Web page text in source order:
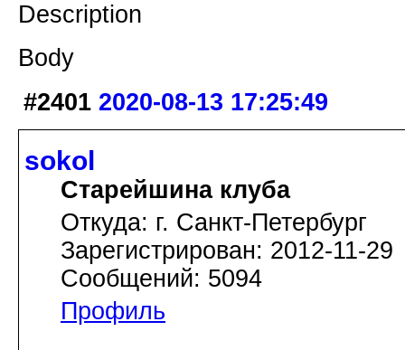
Description
Body
#2401 2020-08-13 17:25:49
sokol
Старейшина клуба
Откуда: г. Санкт-Петербург
Зарегистрирован: 2012-11-29
Сообщений: 5094
Профиль